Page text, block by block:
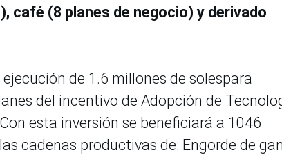
café (8 planes de negocio) y derivado
de 1.6 millones de solespara
del incentivo de Adopción de
esta inversión se beneficiará a 1046
cadenas productivas de: Engorde de